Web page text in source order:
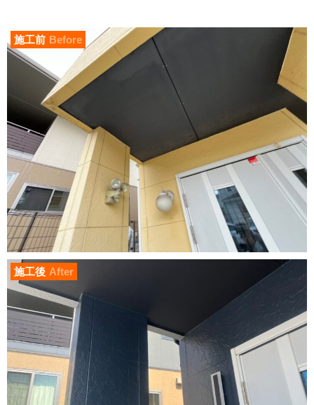
施工前 Before
施工後 After